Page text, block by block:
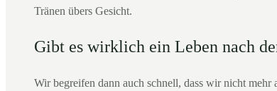
Tränen übers Gesicht.
Gibt es wirklich ein Leben nach
Wir begreifen dann auch schnell, dass wir nicht